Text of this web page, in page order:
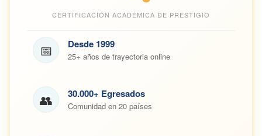
CERTIFICACIÓN ACADÉMICA DE PRESTIGIO
📅 Desde 1999
25+ años de trayectoria online
👥 30.000+ Egresados
Comunidad en 20 países